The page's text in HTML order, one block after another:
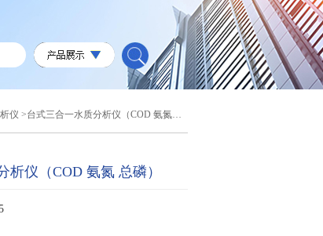
仪 >台式三合一水质分析仪（COD 氨氮 总磷）
析仪（COD 氨氮 总磷）